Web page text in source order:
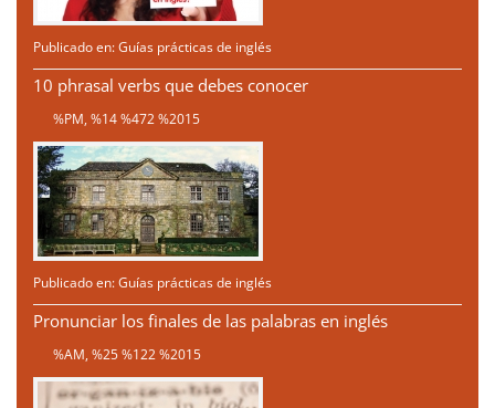
Publicado en:Guías prácticas de inglés
10 phrasal verbs que debes conocer
%PM, %14 %472 %2015
Publicado en:Guías prácticas de inglés
Pronunciar los finales de las palabras en inglés
%AM, %25 %122 %2015